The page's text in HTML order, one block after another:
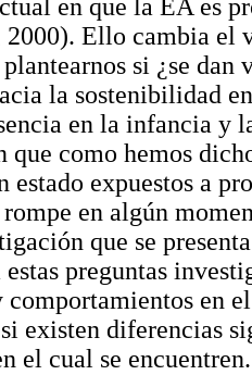
en que la EA es
2000). Ello cambia el
si ¿se
la sostenibilidad
en la infancia y
que como hemos
estado expuestos a
en algún
que se
estas preguntas
comportamientos en
existen diferencias
el cual se encuentren.